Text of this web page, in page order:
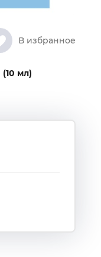
В избранное
(10 мл)